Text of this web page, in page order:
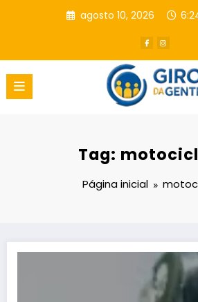
agosto 10, 2026
Tag:
Página inicial